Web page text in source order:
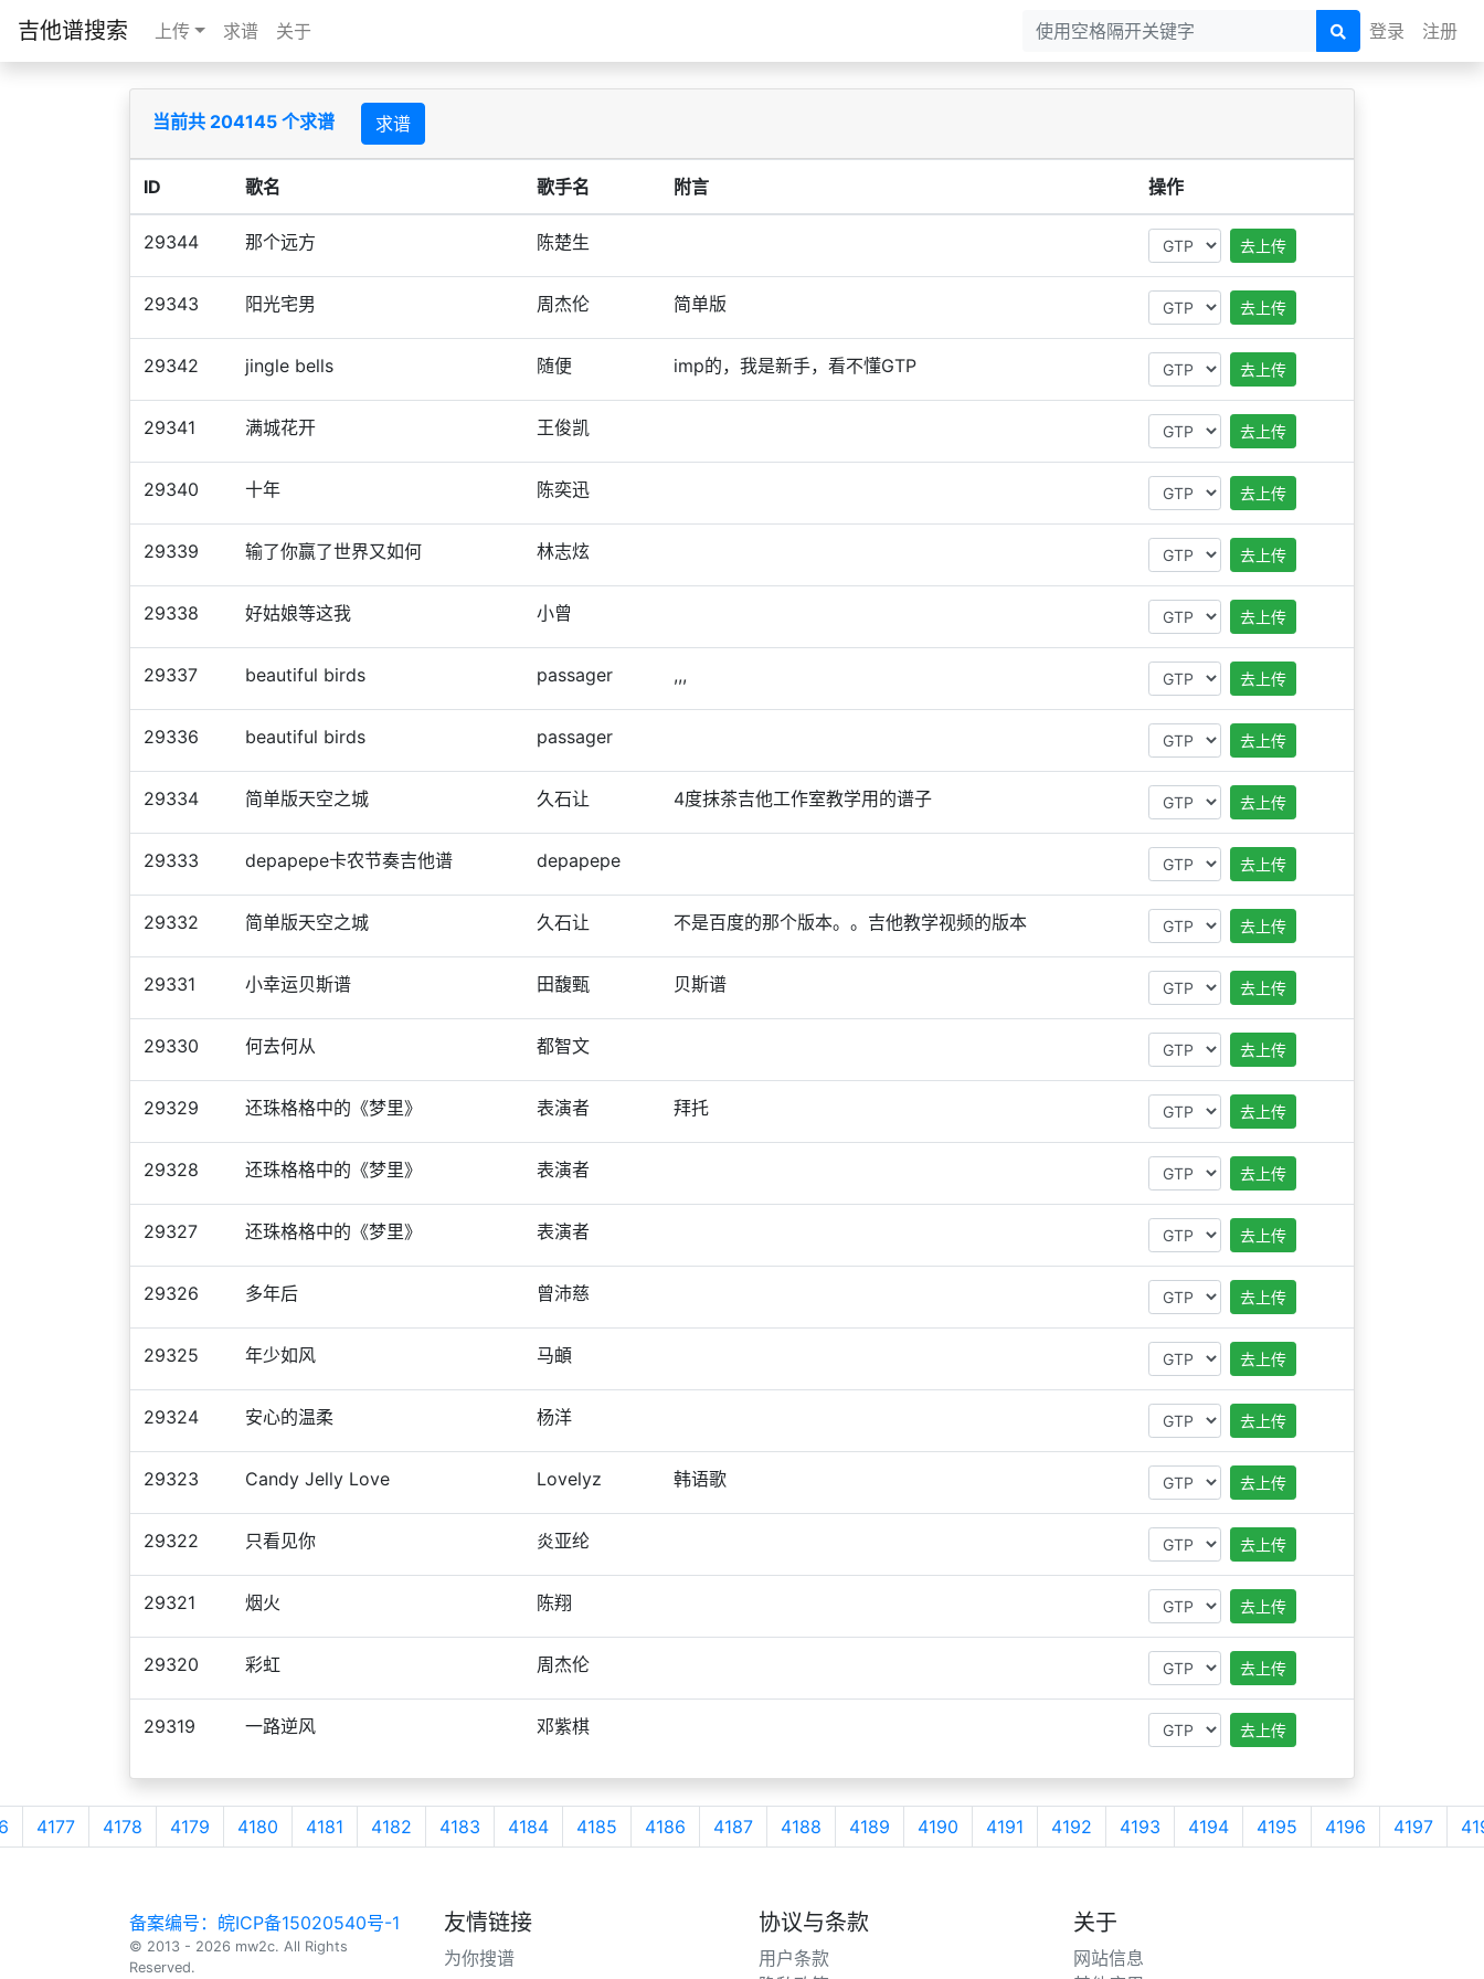
吉他谱搜索 上传 求谱 关于 登录 注册
当前共 204145 个求谱 求谱
ID 歌名 歌手名 附言 操作
29344 那个远方 陈楚生 去上传
29343 阳光宅男 周杰伦 简单版 去上传
29342 jingle bells 随便 imp的，我是新手，看不懂GTP 去上传
29341 满城花开 王俊凯 去上传
29340 十年 陈奕迅 去上传
29339 输了你赢了世界又如何 林志炫 去上传
29338 好姑娘等这我 小曾 去上传
29337 beautiful birds passager ,,, 去上传
29336 beautiful birds passager 去上传
29334 简单版天空之城 久石让 4度抹茶吉他工作室教学用的谱子 去上传
29333 depapepe卡农节奏吉他谱 depapepe 去上传
29332 简单版天空之城 久石让 不是百度的那个版本。。吉他教学视频的版本 去上传
29331 小幸运贝斯谱 田馥甄 贝斯谱 去上传
29330 何去何从 都智文 去上传
29329 还珠格格中的《梦里》 表演者 拜托 去上传
29328 还珠格格中的《梦里》 表演者 去上传
29327 还珠格格中的《梦里》 表演者 去上传
29326 多年后 曾沛慈 去上传
29325 年少如风 马頔 去上传
29324 安心的温柔 杨洋 去上传
29323 Candy Jelly Love Lovelyz 韩语歌 去上传
29322 只看见你 炎亚纶 去上传
29321 烟火 陈翔 去上传
29320 彩虹 周杰伦 去上传
29319 一路逆风 邓紫棋 去上传
4177 4178 4179 4180 4181 4182 4183 4184 4185 4186 4187 4188 4189 4190 4191 4192 4193 4194 4195 4196 4197
备案编号：皖ICP备15020540号-1
© 2013 - 2026 mw2c. All Rights
Reserved.
友情链接
为你搜谱
协议与条款
用户条款
关于
网站信息